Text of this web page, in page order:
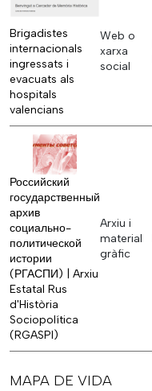
Brigadistes
internacionals
ingressats i
evacuats als
hospitals
valencians
Web o
xarxa
social
Российский
государственный
архив
социально-
политической
истории
(РГАСПИ) | Arxiu
Estatal Rus
d'Història
Sociopolítica
(RGASPI)
Arxiu i
material
gràfic
MAPA DE VIDA